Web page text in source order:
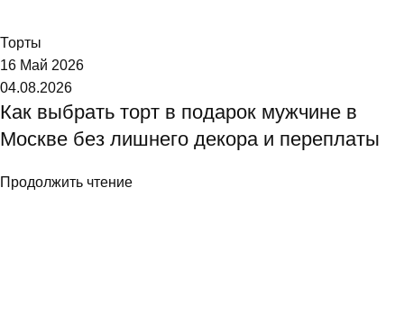
Торты
16 Май 2026
04.08.2026
Как выбрать торт в подарок мужчине в
Москве без лишнего декора и переплаты
Продолжить чтение